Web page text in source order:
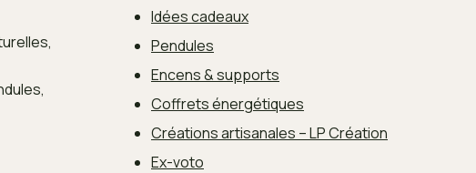
Idées cadeaux
Pendules
Encens & supports
Coffrets énergétiques
Créations artisanales – LP Création
Ex-voto